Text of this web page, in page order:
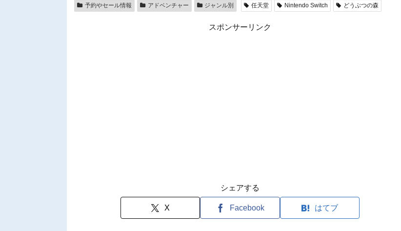
予約やセール情報 アドベンチャー ジャンル別 任天堂 Nintendo Switch どうぶつの森
スポンサーリンク
シェアする
X Facebook はてブ